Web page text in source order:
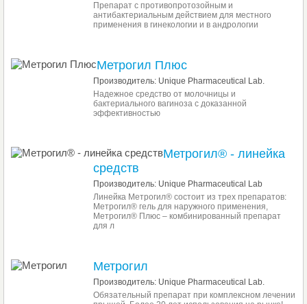
Препарат с противопротозойным и
антибактериальным действием для местного
применения в гинекологии и в андрологии
Метрогил Плюс
Производитель: Unique Pharmaceutical Lab.
Надежное средство от молочницы и
бактериального вагиноза с доказанной
эффективностью
Метрогил® - линейка
средств
Производитель: Unique Pharmaceutical Lab
Линейка Метрогил® состоит из трех препаратов:
Метрогил® гель для наружного применения,
Метрогил® Плюс – комбинированный препарат
для л
Метрогил
Производитель: Unique Pharmaceutical Lab.
Обязательный препарат при комплексном лечении